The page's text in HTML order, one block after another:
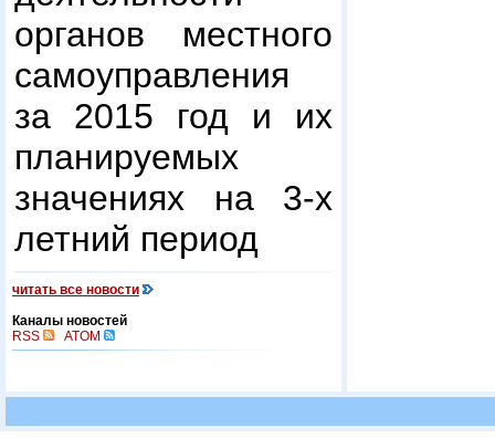
органов местного
самоуправления
за 2015 год и их
планируемых
значениях на 3-х
летний период
читать все новости
Каналы новостей
RSS
ATOM